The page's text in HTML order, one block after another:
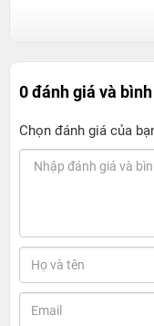
hạn chế bám vân
sau thời gian dài sử
Khung viền OPPO
nhựa cao cấp,
7.67mm, giúp
mà không bị mỏi.
Mặt trước tinh
0 đánh giá và
Chọn đánh giá của